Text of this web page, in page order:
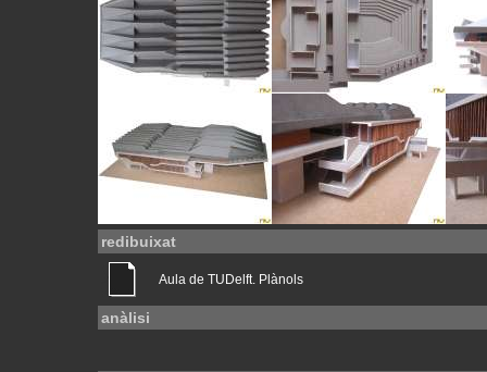
redibuixat
Aula de TUDelft. Plànols
anàlisi